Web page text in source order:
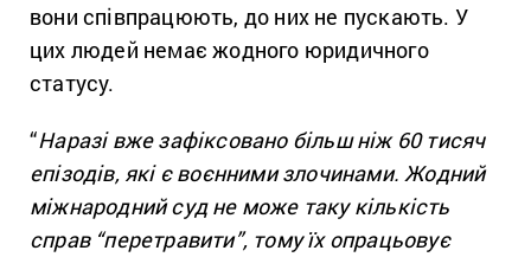
вони співпрацюють, до них не пускають. У
цих людей немає жодного юридичного
статусу.
“Наразі вже зафіксовано більш ніж 60 тисяч
епізодів, які є воєнними злочинами. Жодний
міжнародний суд не може таку кількість
справ “перетравити”, тому їх опрацьовує